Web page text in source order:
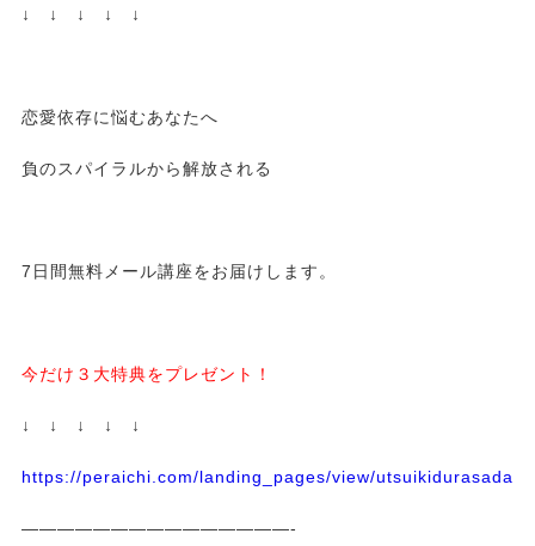
↓ ↓ ↓ ↓ ↓
恋愛依存に悩むあなたへ
負のスパイラルから解放される
7日間無料メール講座をお届けします。
今だけ３大特典をプレゼント！
↓ ↓ ↓ ↓ ↓
https://peraichi.com/landing_pages/view/
———————————————-